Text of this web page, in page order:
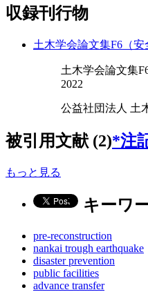
収録刊行物
土木学会論文集F6（安
土木学会論文集
2022
公益社団法人 土
被引用文献 (2)*注
もっと見る
キーワ
pre-reconstruction
nankai trough earthquake
disaster prevention
public facilities
advance transfer